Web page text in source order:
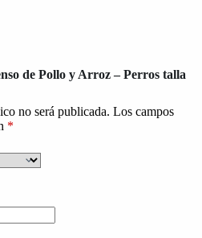
de Pollo y Arroz – Perros talla
no será publicada. Los campos
*